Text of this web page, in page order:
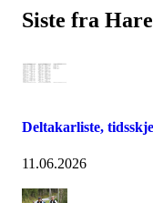
Siste fra
Deltakarliste,
11.06.2026